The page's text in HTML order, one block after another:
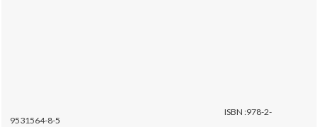
ISBN :978-2-
9531564-8-5